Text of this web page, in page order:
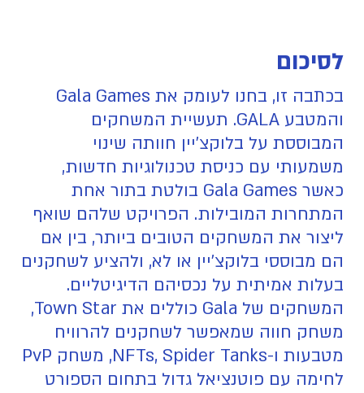
לסיכום
בכתבה זו, בחנו לעומק את Gala Games
והמטבע GALA. תעשיית המשחקים
המבוססת על בלוקצ'יין חוותה שינוי
משמעותי עם כניסת טכנולוגיות חדשות,
כאשר Gala Games בולטת בתור אחת
המתחרות המובילות. הפרויקט שלהם שואף
ליצור את המשחקים הטובים ביותר, בין אם
הם מבוססי בלוקצ'יין או לא, ולהציע לשחקנים
בעלות אמיתית על נכסיהם הדיגיטליים.
המשחקים של Gala כוללים את Town Star,
משחק חווה שמאפשר לשחקנים להרוויח
מטבעות ו-NFTs, Spider Tanks, משחק PvP
לחימה עם פוטנציאל גדול בתחום הספורט